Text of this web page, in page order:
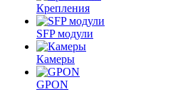
Крепления
SFP модули
Камеры
GPON